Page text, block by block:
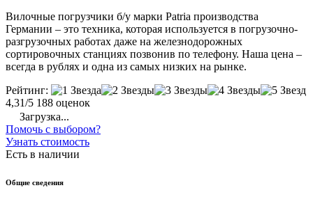
Вилочные погрузчики б/у марки Patria производства
Германии – это техника, которая используется в погрузочно-
разгрузочных работах даже на железнодорожных
сортировочных станциях позвонив по телефону. Наша цена –
всегда в рублях и одна из самых низких на рынке.
Рейтинг:
4,31/5 188 оценок
Загрузка...
Помочь с выбором?
Узнать стоимость
Есть в наличии
Общие сведения